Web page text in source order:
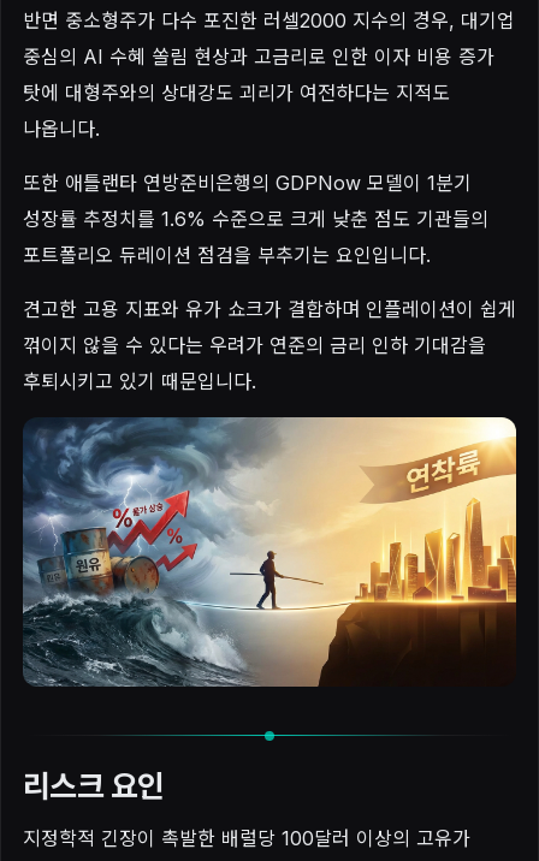
반면 중소형주가 다수 포진한 러셀2000 지수의 경우, 대기업
중심의 AI 수혜 쏠림 현상과 고금리로 인한 이자 비용 증가
탓에 대형주와의 상대강도 괴리가 여전하다는 지적도
나옵니다.
또한 애틀랜타 연방준비은행의 GDPNow 모델이 1분기
성장률 추정치를 1.6% 수준으로 크게 낮춘 점도 기관들의
포트폴리오 듀레이션 점검을 부추기는 요인입니다.
견고한 고용 지표와 유가 쇼크가 결합하며 인플레이션이 쉽게
꺾이지 않을 수 있다는 우려가 연준의 금리 인하 기대감을
후퇴시키고 있기 때문입니다.
리스크 요인
지정학적 긴장이 촉발한 배럴당 100달러 이상의 고유가